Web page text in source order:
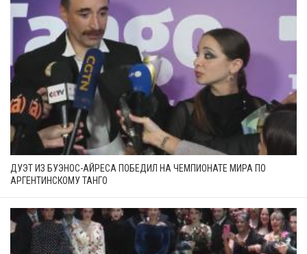
ДУЭТ ИЗ БУЭНОС-АЙРЕСА ПОБЕДИЛ НА ЧЕМПИОНАТЕ МИРА ПО
АРГЕНТИНСКОМУ ТАНГО